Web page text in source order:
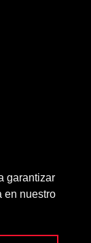
garantizar
en nuestro